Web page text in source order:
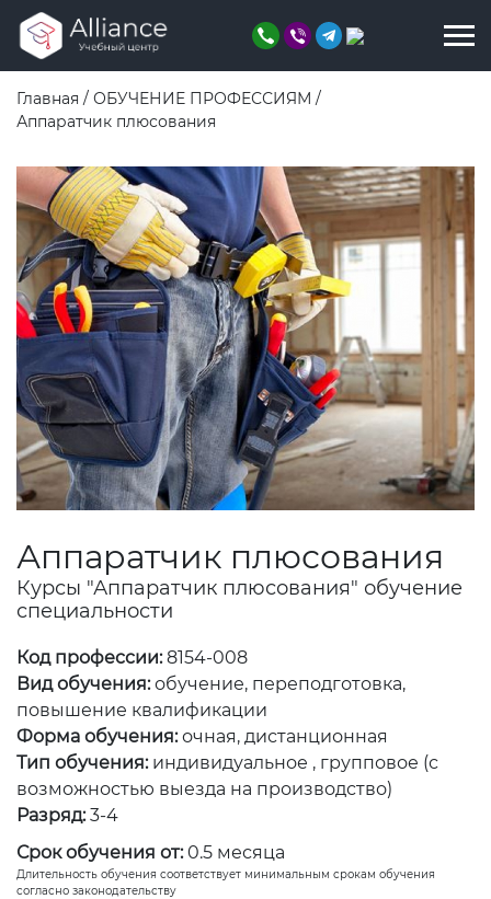
Главная / ОБУЧЕНИЕ ПРОФЕССИЯМ /
Аппаратчик плюсования
Аппаратчик плюсования
Курсы "Аппаратчик плюсования" обучение
специальности
Код профессии:8154-008
Вид обучения: обучение, переподготовка,
повышение квалификации
Форма обучения: очная, дистанционная
Тип обучения: индивидуальное , групповое (с
возможностью выезда на производство)
Разряд: 3-4
Срок обучения от: 0.5 месяца
Длительность обучения соответствует минимальным срокам обучения
согласно законодательству